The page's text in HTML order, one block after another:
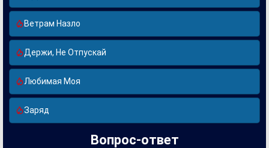
Ветрам Назло
Держи, Не Отпускай
Любимая Моя
Заряд
Вопрос-ответ